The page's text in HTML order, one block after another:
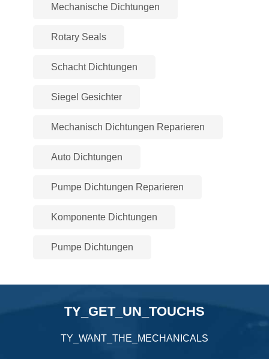
Mechanische Dichtungen
Rotary Seals
Schacht Dichtungen
Siegel Gesichter
Mechanisch Dichtungen Reparieren
Auto Dichtungen
Pumpe Dichtungen Reparieren
Komponente Dichtungen
Pumpe Dichtungen
TY_GET_UN_TOUCHS
TY_WANT_THE_MECHANICALS